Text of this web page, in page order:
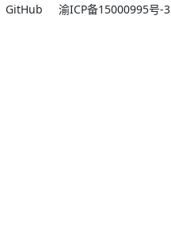
GitHub 渝ICP备15000995号-3